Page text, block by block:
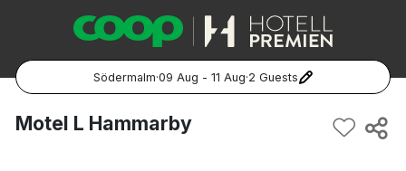
Södermalm·09 Aug - 11 Aug·2 Guests
Popular Destinations:
Motel L Hammarby